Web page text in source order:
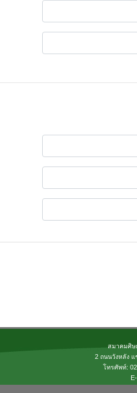
สมาคมศิษ
2 ถนนวังหลัง แ
โทรศัพท์: